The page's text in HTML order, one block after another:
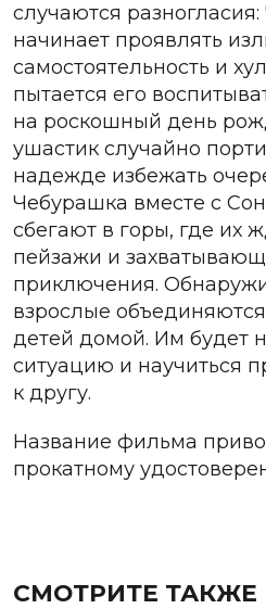
случаются
начинает проявлять
самостоятельность и
пытается его
на роскошный день
ушастик случайно
надежде избежать
Чебурашка вместе с
сбегают в горы, где их
пейзажи и
приключения.
взрослые
детей домой. Им будет
ситуацию и научиться
к другу.
Название фильма
прокатному
СМОТРИТЕ ТАКЖЕ